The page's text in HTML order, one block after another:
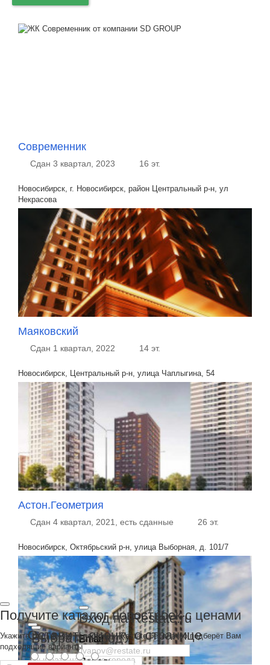
Выбрать город
Вход на Restate.ru
Email
Пароль
Получите каталог новостроек с ценами
Укажите Ваш номер телефона и Restate бесплатно подберёт Вам
подходящие варианты
Современник
Сдан 3 квартал, 2023 16 эт.
Новосибирск, г. Новосибирск, район Центральный р-н, ул
Некрасова
Маяковский
Сдан 1 квартал, 2022 14 эт.
Новосибирск, Центральный р-н, улица Чаплыгина, 54
Астон.Геометрия
Сдан 4 квартал, 2021, есть сданные 26 эт.
Новосибирск, Октябрьский р-н, улица Выборная, д. 101/7
Оставить оценку о странице